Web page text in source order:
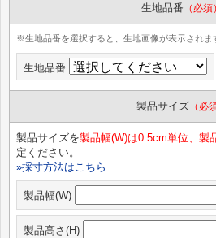
生地品番 （必須）
※生地品番を選択すると、生地画像が表示されま
生地品番
製品サイズ（必須
製品サイズを製品幅(W)は0.5cm単位、製
定ください。
»採寸方法はこちら
製品幅(W)
製品高さ(H)